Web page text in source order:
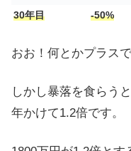
30年目
-50%
おお！何とかプラス
しかし暴落を食らう
年かけて1.2倍です。